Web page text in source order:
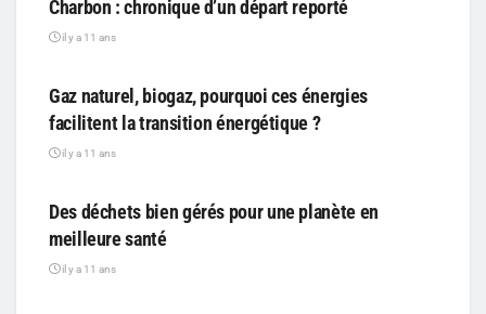
Charbon : chronique d’un départ reporté
il y a 11 ans
Gaz naturel, biogaz, pourquoi ces énergies
facilitent la transition énergétique ?
il y a 11 ans
Des déchets bien gérés pour une planète en
meilleure santé
il y a 11 ans